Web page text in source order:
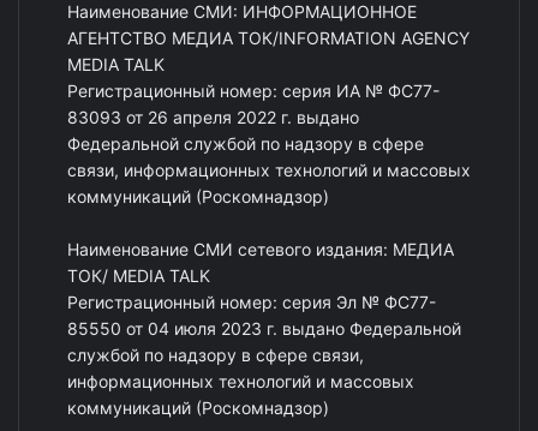
Наименование СМИ: ИНФОРМАЦИОННОЕ
АГЕНТСТВО МЕДИА ТОК/INFORMATION AGENCY
MEDIA TALK
Регистрационный номер: серия ИА № ФС77-
83093 от 26 апреля 2022 г. выдано
Федеральной службой по надзору в сфере
связи, информационных технологий и массовых
коммуникаций (Роскомнадзор)
Наименование СМИ сетевого издания: МЕДИА
ТОК/ MEDIA TALK
Регистрационный номер: серия Эл № ФС77-
85550 от 04 июля 2023 г. выдано Федеральной
службой по надзору в сфере связи,
информационных технологий и массовых
коммуникаций (Роскомнадзор)